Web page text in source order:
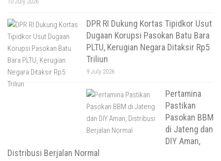
DPR RI Dukung Kortas Tipidkor Usut
Dugaan Korupsi Pasokan Batu Bara
PLTU, Kerugian Negara Ditaksir Rp5
Triliun
9 July 2026
Pertamina
Pastikan
Pasokan BBM
di Jateng dan
DIY Aman,
Distribusi Berjalan Normal